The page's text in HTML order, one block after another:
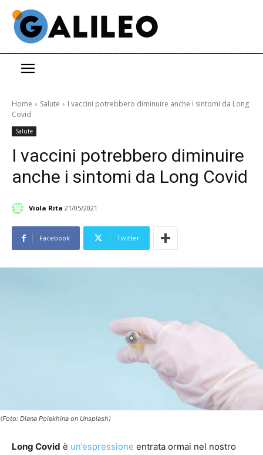
Home Salute
I vaccini potrebbero diminuire anche i sintomi da Long
Covid
Salute
I vaccini potrebbero diminuire
anche i sintomi da Long Covid
Viola Rita 21/05/2021
Facebook Twitter
(Foto: Diana Polekhina on Unsplash)
Long Covid è un’espressione entrata ormai nel nostro